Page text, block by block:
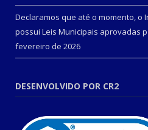
Declaramos que até o momento, o
possui Leis Municipais aprovadas
fevereiro de 2026
DESENVOLVIDO POR CR2